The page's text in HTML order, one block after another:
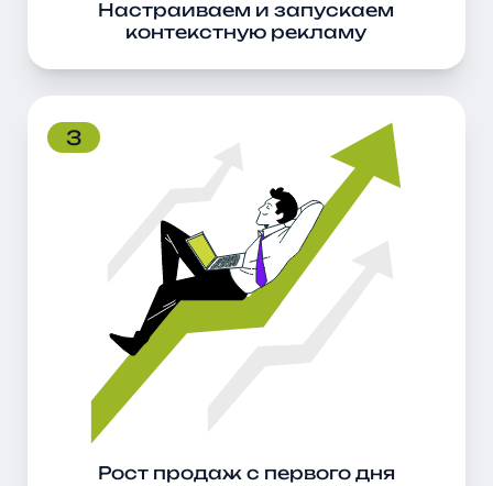
Настраиваем и запускаем
контекстную рекламу
3
Рост продаж с первого дня